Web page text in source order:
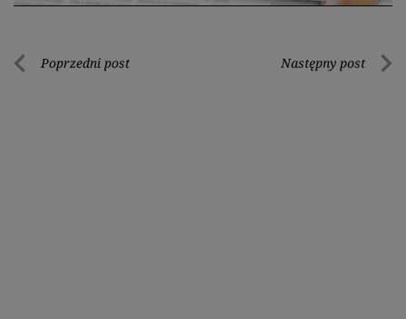
Nawigacja
Poprzedni post Następny post